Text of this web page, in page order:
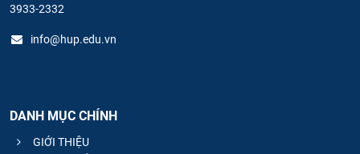
3933-2332
info@hup.edu.vn
DANH MỤC CHÍNH
GIỚI THIỆU